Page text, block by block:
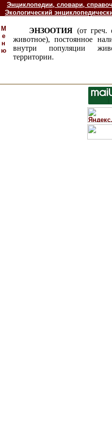
Энциклопедии, словари,
Экологический
М
е
н
ю
ЭНЗООТИЯ (от
животное), постоянное
внутри популяции
территории.